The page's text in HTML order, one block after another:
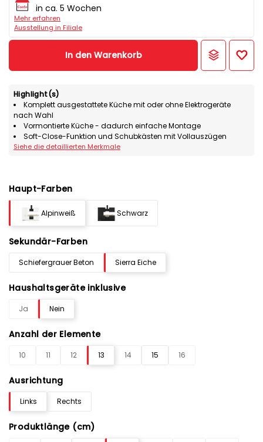
in ca. 5 Wochen
Mehr erfahren
Ausstellung in Filiale
In den Warenkorb
Highlight(s)
Komplett ausgestattete Küche mit oder ohne Elektrogeräte
nach Wahl
Vormontierte Küche - dadurch einfache Montage
Soft-Close-Funktion und Schubkästen mit Vollauszügen
Siehe die detaillierten Merkmale
Haupt-Farben
Alpinweiß Schwarz
Sekundär-Farben
Schiefergrauer Beton Sierra Eiche
Haushaltsgeräte inklusive
Ja Nein
Anzahl der Elemente
10 11 12 13 14 15 16
Ausrichtung
Links Rechts
Produktlänge (cm)